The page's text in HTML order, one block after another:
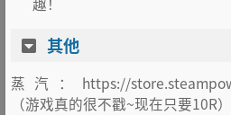
其他
蒸汽：https://
（游戏真的很不戳~现在只要10R）